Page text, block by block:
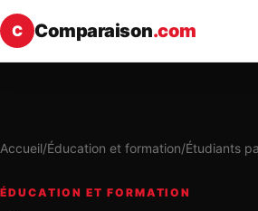
C Comparaison.com
Accueil/Éducation et formation/Étudiants
ÉDUCATION ET FORMATION